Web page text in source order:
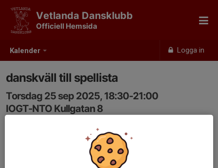
Kalender Logga in
Vetlanda Dansklubb
Officiell Hemsida
danskväll till spellista
Torsdag 25 sep 2025, 18:30-21:00
IOGT-NTO Kullgatan 8
Samling: 18:30, IOGT-NTO-lokalen kullgatan 8